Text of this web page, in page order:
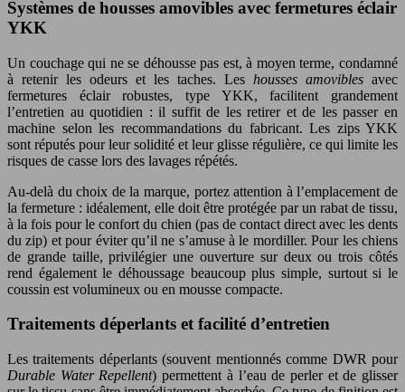
Systèmes de housses amovibles avec fermetures éclair
YKK
Un couchage qui ne se déhousse pas est, à moyen terme, condamné
à retenir les odeurs et les taches. Les housses amovibles avec
fermetures éclair robustes, type YKK, facilitent grandement
l’entretien au quotidien : il suffit de les retirer et de les passer en
machine selon les recommandations du fabricant. Les zips YKK
sont réputés pour leur solidité et leur glisse régulière, ce qui limite les
risques de casse lors des lavages répétés.
Au-delà du choix de la marque, portez attention à l’emplacement de
la fermeture : idéalement, elle doit être protégée par un rabat de tissu,
à la fois pour le confort du chien (pas de contact direct avec les dents
du zip) et pour éviter qu’il ne s’amuse à le mordiller. Pour les chiens
de grande taille, privilégier une ouverture sur deux ou trois côtés
rend également le déhoussage beaucoup plus simple, surtout si le
coussin est volumineux ou en mousse compacte.
Traitements déperlants et facilité d’entretien
Les traitements déperlants (souvent mentionnés comme DWR pour
Durable Water Repellent) permettent à l’eau de perler et de glisser